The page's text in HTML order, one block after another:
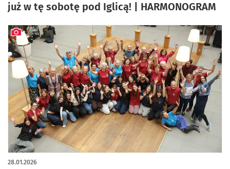
już w tę sobotę pod Iglicą! | HARMONOGRAM
28.01.2026
artykuł z galerią zdjęć